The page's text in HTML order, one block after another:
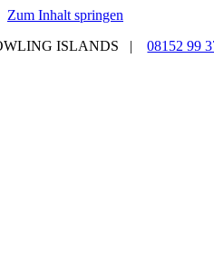
Zum Inhalt springen
ISLANDS |08152 99